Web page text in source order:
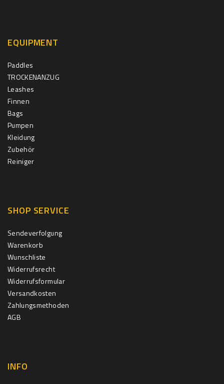
EQUIPMENT
Paddles
TROCKENANZUG
Leashes
Finnen
Bags
Pumpen
Kleidung
Zubehör
Reiniger
SHOP SERVICE
Sendeverfolgung
Warenkorb
Wunschliste
Widerrufsrecht
Widerrufsformular
Versandkosten
Zahlungsmethoden
AGB
INFO